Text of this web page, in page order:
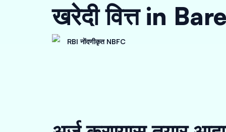
खरेदी वित्त in
RBI नोंदणीकृत NBFC